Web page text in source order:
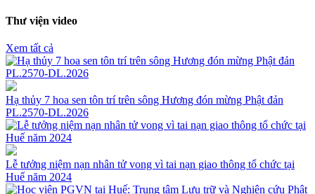
Thư viện video
Xem tất cả
Hạ thủy 7 hoa sen tôn trí trên sông Hương đón mừng Phật đản
PL.2570-DL.2026
Lễ tưởng niệm nạn nhân tử vong vì tai nạn giao thông tổ chức tại
Huế năm 2024